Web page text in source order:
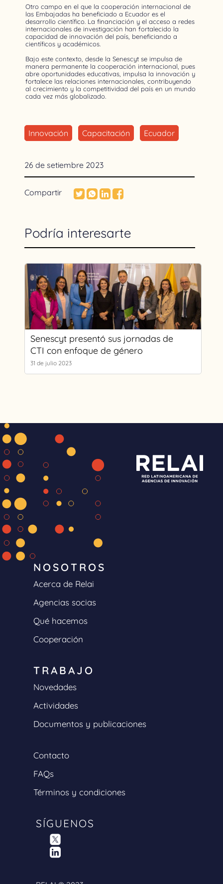
Otro campo en el que la cooperación internacional de
las Embajadas ha beneficiado a Ecuador es el
desarrollo científico. La financiación y el acceso a redes
internacionales de investigación han fortalecido la
capacidad de innovación del país, beneficiando a
científicos y académicos.
Bajo este contexto, desde la Senescyt se impulsa de
manera permanente la cooperación internacional, pues
abre oportunidades educativas, impulsa la innovación y
fortalece las relaciones internacionales, contribuyendo
al crecimiento y la competitividad del país en un mundo
cada vez más globalizado.
Innovación Capacitación Ecuador
26 de setiembre 2023
Compartir
Podría interesarte
Senescyt presentó sus jornadas de
CTI con enfoque de género
31 de julio 2023
NOSOTROS
Acerca de Relai
Agencias socias
Qué hacemos
Cooperación
TRABAJO
Novedades
Actividades
Documentos y publicaciones
Contacto
FAQs
Términos y condiciones
SÍGUENOS